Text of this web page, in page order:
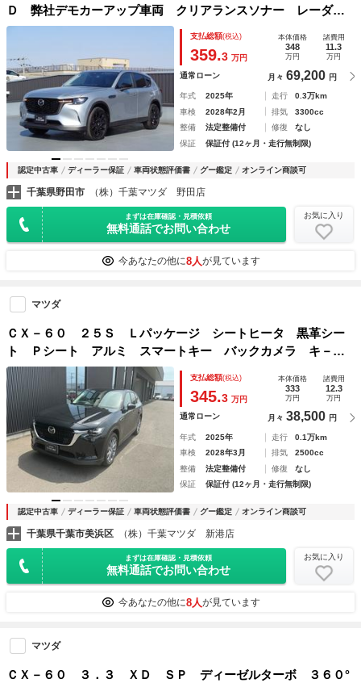
Ｄ 弊社デモカーアップ車両 クリアランスソナー レーダー
クルーズコントロール 禁煙車 ３６０°カメラ フルセグＴ
Ｖ ＬＥＤライト ４ＷＤ パワーシート シートヒーター
バックカメラ ＳＣＢＳ
支払総額(税込)
359.3 万円
本体価格
348
万円
諸費用
11.3
万円
通常ローン 月々 69,200 円
年式 2025年 走行
0.3万km
車検
2028年2月 排気
3300cc
整備
法定整備付 修復
なし
保証
保証付 (12ヶ月・走行無制限)
認定中古車 ディーラー保証 車両状態評価書 グー鑑定 オンライン商談可
千葉県野田市 （株）千葉マツダ 野田店
まずは在庫確認・見積依頼
無料通話でお問い合わせ
お気に入り
今あなたの他に8人が見ています
マツダ
ＣＸ－６０ ２５Ｓ Ｌパッケージ シートヒータ 黒革シー
ト Ｐシート アルミ スマートキー バックカメラ キ－レ
ス ナビＴＶ メモリナビ オートエアコン アイドリングス
トップ アダプティブクルーズ 前後衝突被害軽減ブレーキ
横滑り防止
支払総額(税込)
345.3 万円
本体価格
333
万円
諸費用
12.3
万円
通常ローン 月々 38,500 円
年式 2025年 走行
0.1万km
車検
2028年3月 排気
2500cc
整備
法定整備付 修復
なし
保証
保証付 (12ヶ月・走行無制限)
認定中古車 ディーラー保証 車両状態評価書 グー鑑定 オンライン商談可
千葉県千葉市美浜区 （株）千葉マツダ 新港店
まずは在庫確認・見積依頼
無料通話でお問い合わせ
お気に入り
今あなたの他に8人が見ています
マツダ
ＣＸ－６０ ３．３ ＸＤ ＳＰ ディーゼルターボ ３６０°